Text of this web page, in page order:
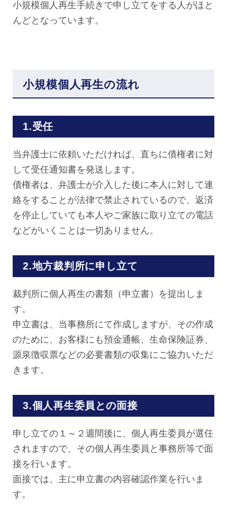
小規模個人再生手続きで申し立てをする人がほと
んどとなっています。
小規模個人再生の流れ
1.受任
当弁護士に依頼いただければ、直ちに債権者に対
して受任通知書を発送します。
債権者は、弁護士が介入した後に本人に対して連
絡をすることが法律で禁止されているので、返済
を停止していても本人やご家族に取り立ての電話
などがいくことは一切ありません。
2.地方裁判所に申し立て
裁判所に個人再生の書類（申立書）を提出しま
す。
申立書は、当事務所にて作成しますが、その作成
のために、お客様にも預金通帳、生命保険証券、
源泉徴収票などの必要書類の収集にご協力いただ
きます。
3.個人再生委員との面接
申し立ての１～２週間後に、個人再生委員が選任
されますので、その個人再生委員と事務所等で面
接を行います。
面接では、主に申立書の内容確認作業を行いま
す。